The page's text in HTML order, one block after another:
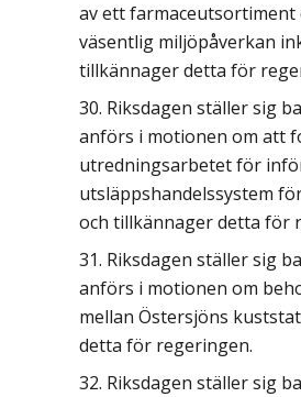
av ett farmaceutsortiment
väsentlig miljöpåverkan
tillkännager detta för
Riksdagen ställer sig
anförs i motionen om att
utredningsarbetet för
utsläppshandelssystem
och tillkännager detta för
Riksdagen ställer sig
anförs i motionen om
mellan Östersjöns
detta för regeringen.
Riksdagen ställer sig